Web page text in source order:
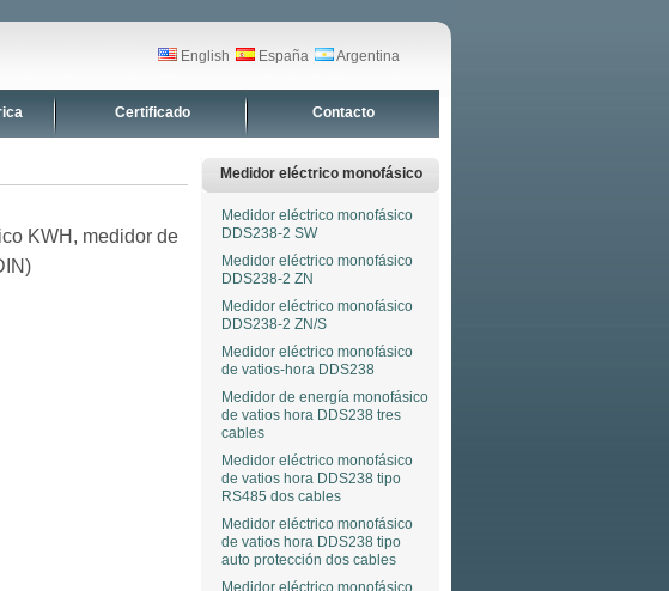
English España Argentina
Certificado Contacto
KWH, medidor de
Medidor eléctrico monofásico
Medidor eléctrico monofásico
DDS238-2 SW
Medidor eléctrico monofásico
DDS238-2 ZN
Medidor eléctrico monofásico
DDS238-2 ZN/S
Medidor eléctrico monofásico
de vatios-hora DDS238
Medidor de energía monofásico
de vatios hora DDS238 tres
cables
Medidor eléctrico monofásico
de vatios hora DDS238 tipo
RS485 dos cables
Medidor eléctrico monofásico
de vatios hora DDS238 tipo
auto protección dos cables
Medidor eléctrico monofásico